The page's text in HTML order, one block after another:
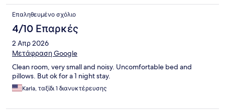
Επαληθευμένο σχόλιο
4/10 Επαρκές
2 Απρ 2026
Μετάφραση Google
Clean room, very small and noisy. Uncomfortable bed and
pillows. But ok for a 1 night stay.
Karla, ταξίδι 1 διανυκτέρευσης